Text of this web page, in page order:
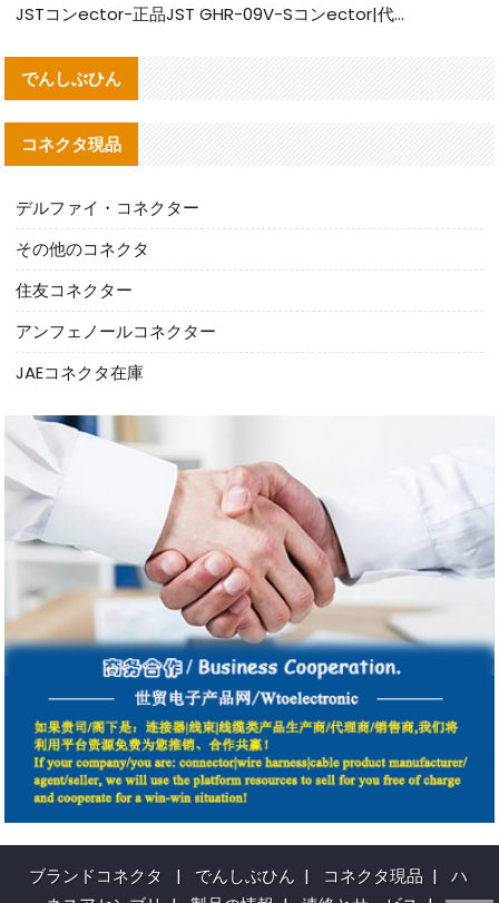
JSTコンector-正品JST GHR-09V-Sコンector|代替品提供
でんしぶひん
コネクタ現品
デルファイ・コネクター
その他のコネクタ
住友コネクター
アンフェノールコネクター
JAEコネクタ在庫
ブランドコネクタ | でんしぶひん | コネクタ現品 |
ハ